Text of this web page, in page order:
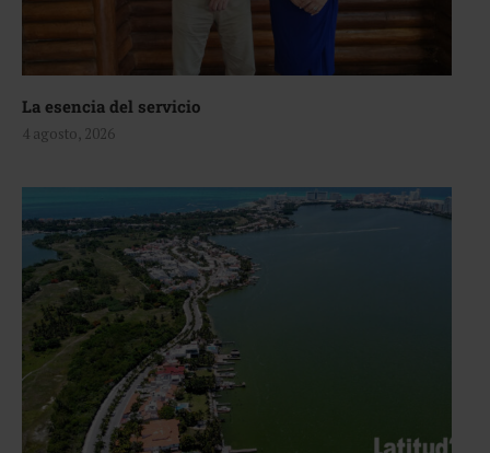
La esencia del servicio
4 agosto, 2026